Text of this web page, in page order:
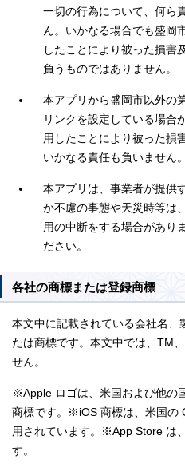
一切の行為について、何ら
ん。いかなる場合でも盛岡
したことにより被った損害
負うものではありません。
本アプリから盛岡市以外の
リンクを設定している場合
用したことにより被った損
いかなる責任も負いません。
本アプリは、事業者が提供
か不慮の事態や天災時等は
用の中断をする場合があり
ださい。
各社の商標または登録商標
本文中に記載されている会社名、
たは商標です。本文中では、TM
せん。
※Apple ロゴは、米国および他の
商標です。※iOS 商標は、米国の
用されています。※App Store は
す。